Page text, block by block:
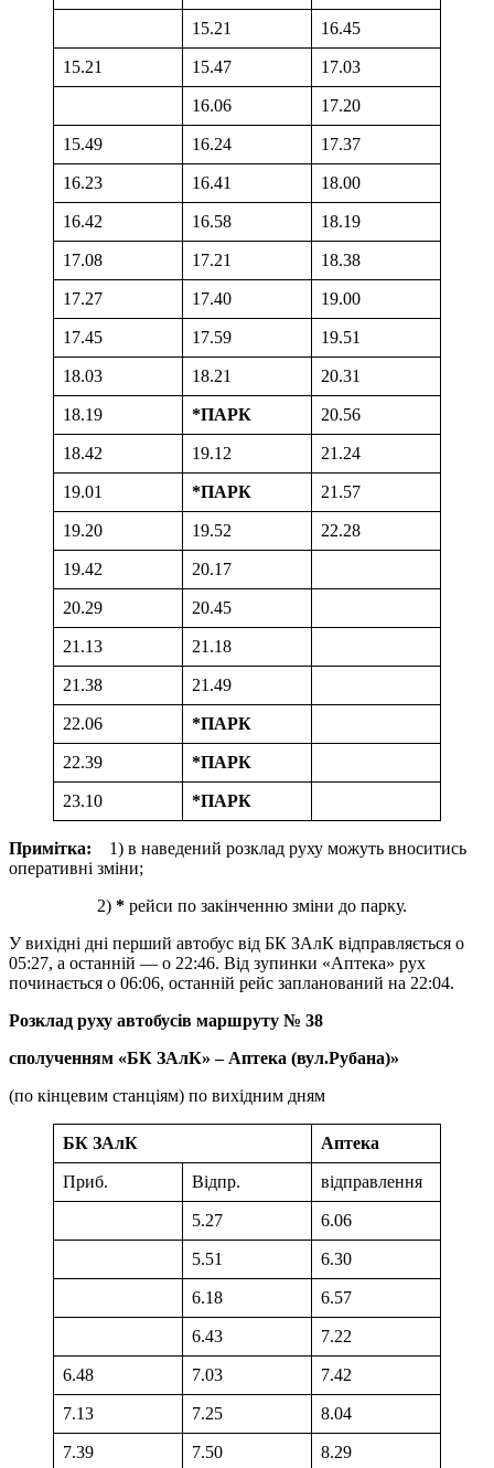
15.21 16.45
15.21 15.47 17.03
16.06 17.20
15.49 16.24 17.37
16.23 16.41 18.00
16.42 16.58 18.19
17.08 17.21 18.38
17.27 17.40 19.00
17.45 17.59 19.51
18.03 18.21 20.31
18.19 *ПАРК 20.56
18.42 19.12 21.24
19.01 *ПАРК 21.57
19.20 19.52 22.28
19.42 20.17
20.29 20.45
21.13 21.18
21.38 21.49
22.06 *ПАРК
22.39 *ПАРК
23.10 *ПАРК
Примітка: 1) в наведений розклад руху можуть вноситись
оперативні зміни;
2) * рейси по закінченню зміни до парку.
У вихідні дні перший автобус від БК ЗАлК відправляється о
05:27, а останній — о 22:46. Від зупинки «Аптека» рух
починається о 06:06, останній рейс запланований на 22:04.
Розклад руху автобусів маршруту № 38
сполученням «БК ЗАлК» – Аптека (вул.Рубана)»
(по кінцевим станціям) по вихідним дням
БК ЗАлК Аптека
Приб. Відпр. відправлення
5.27 6.06
5.51 6.30
6.18 6.57
6.43 7.22
6.48 7.03 7.42
7.13 7.25 8.04
7.39 7.50 8.29